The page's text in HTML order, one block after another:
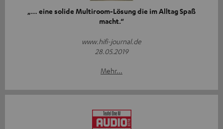
„… eine solide Multiroom-Lösung die im Alltag Spaß
macht.“
www.hifi-journal.de
28.05.2019
Mehr...